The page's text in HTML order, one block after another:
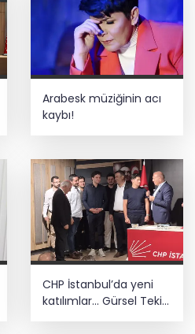
Arabesk müziğinin acı
kaybı!
CHP İstanbul’da yeni
katılımlar... Gürsel Tekin:
Birlikte başaracağız